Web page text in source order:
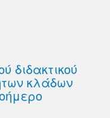
διδακτικού
κλάδων